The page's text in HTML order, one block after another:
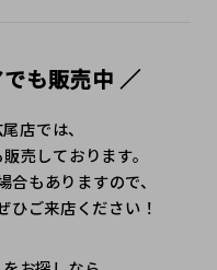
も販売中 ／
店では、
売しております。
もありますので、
ひご来店ください！